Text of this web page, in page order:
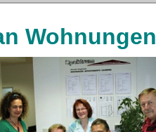
Wohnungen